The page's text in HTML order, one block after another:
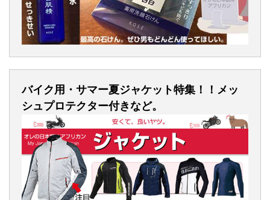
バイク用・サマー夏ジャケット特集！！メッ
シュプロテクター付きなど。